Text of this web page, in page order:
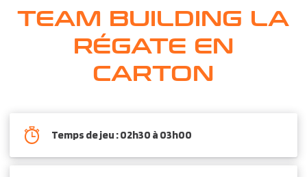
TEAM BUILDING LA
RÉGATE EN
CARTON
Temps de jeu : 02h30 à 03h00